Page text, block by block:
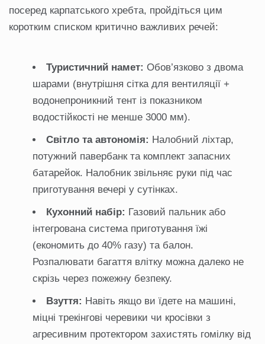
посеред карпатського хребта, пройдіться цим
коротким списком критично важливих речей:
Туристичний намет: Обов’язково з двома
шарами (внутрішня сітка для вентиляції +
водонепроникний тент із показником
водостійкості не менше 3000 мм).
Світло та автономія: Налобний ліхтар,
потужний павербанк та комплект запасних
батарейок. Налобник звільняє руки під час
приготування вечері у сутінках.
Кухонний набір: Газовий пальник або
інтегрована система приготування їжі
(економить до 40% газу) та балон.
Розпалювати багаття влітку можна далеко не
скрізь через пожежну безпеку.
Взуття: Навіть якщо ви їдете на машині,
міцні трекінгові черевики чи кросівки з
агресивним протектором захистять гомілку від